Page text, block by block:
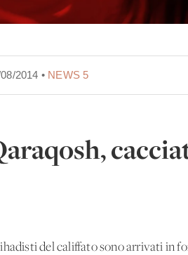
2014 • NEWS 5
del califfato sono arrivati in